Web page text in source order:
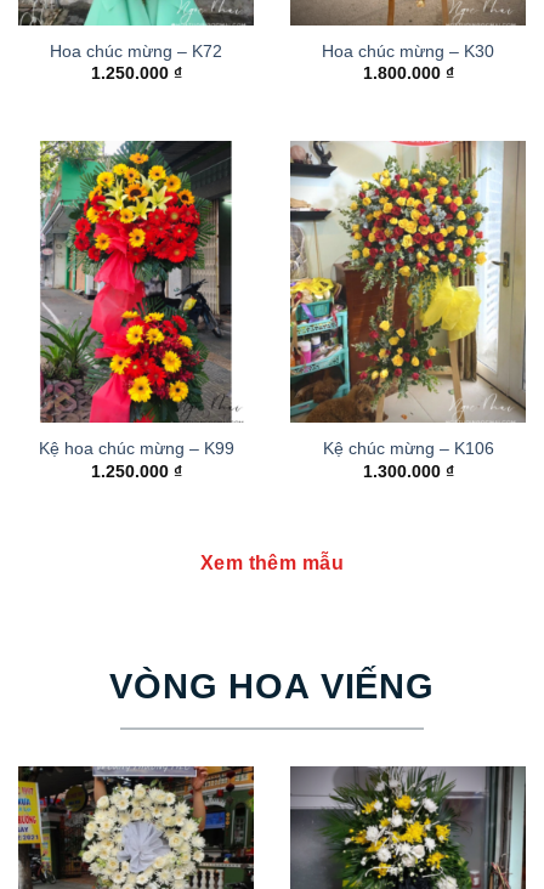
Hoa chúc mừng – K72
1.250.000 ₫
Hoa chúc mừng – K30
1.800.000 ₫
Kệ hoa chúc mừng – K99
1.250.000 ₫
Kệ chúc mừng – K106
1.300.000 ₫
Xem thêm mẫu
VÒNG HOA VIẾNG